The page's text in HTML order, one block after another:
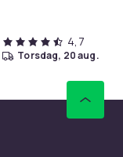
4,7
torsdag, 20 aug.